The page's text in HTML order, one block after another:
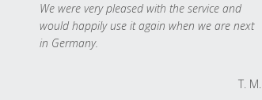
We were very pleased with the service and
would happily use it again when we are next
in Germany.
T. M.